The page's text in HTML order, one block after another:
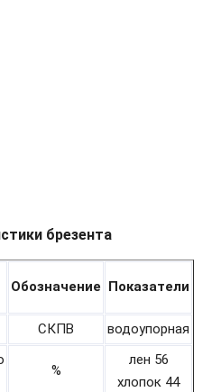
брезента
Обозначение Показатели
СКПВ
водоупорная
%
лен 56
хлопок 44